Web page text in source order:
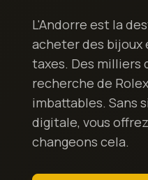
L'Andorre est la
acheter des bijoux
taxes. Des
recherche de
imbattables. Sans
digitale, vous
changeons cela.